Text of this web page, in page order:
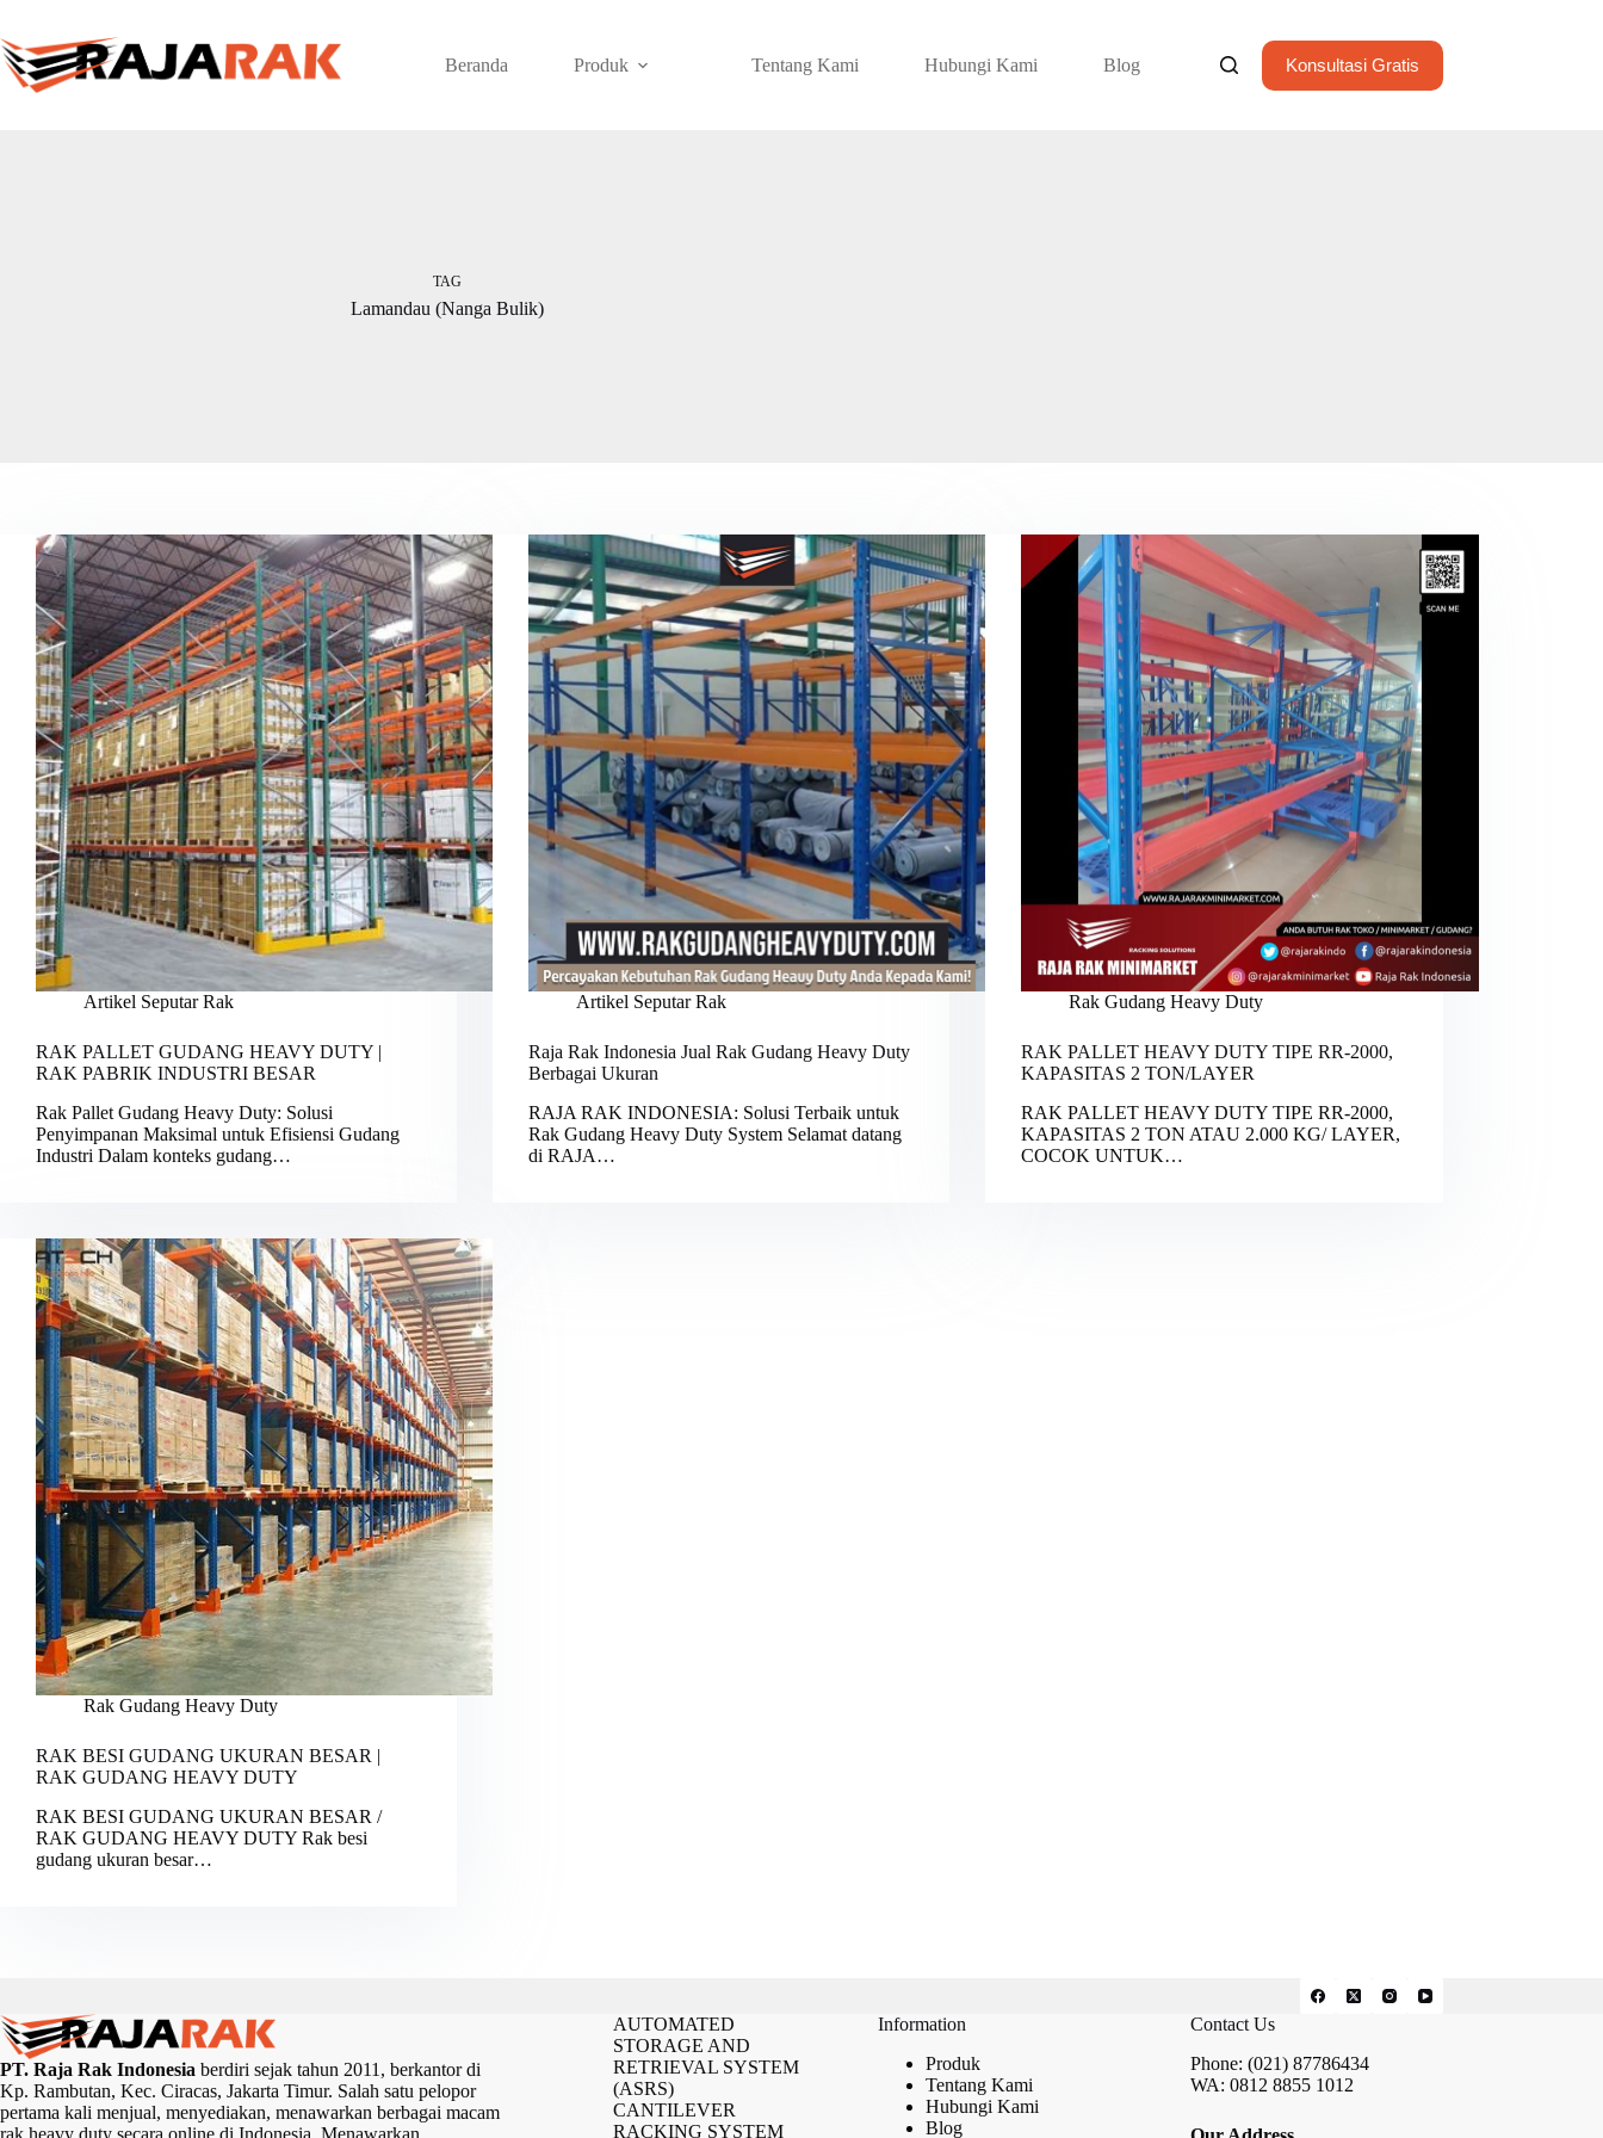
content
Beranda Produk Tentang Kami Hubungi Kami Blog Konsultasi Gratis
TAG
Lamandau (Nanga Bulik)
Artikel Seputar Rak
RAK PALLET GUDANG HEAVY DUTY |
RAK PABRIK INDUSTRI BESAR
Rak Pallet Gudang Heavy Duty: Solusi
Penyimpanan Maksimal untuk Efisiensi Gudang
Industri Dalam konteks gudang…
Artikel Seputar Rak
Raja Rak Indonesia Jual Rak Gudang Heavy Duty
Berbagai Ukuran
RAJA RAK INDONESIA: Solusi Terbaik untuk
Rak Gudang Heavy Duty System Selamat datang
di RAJA…
Rak Gudang Heavy Duty
RAK PALLET HEAVY DUTY TIPE RR-2000,
KAPASITAS 2 TON/LAYER
RAK PALLET HEAVY DUTY TIPE RR-2000,
KAPASITAS 2 TON ATAU 2.000 KG/ LAYER,
COCOK UNTUK…
Rak Gudang Heavy Duty
RAK BESI GUDANG UKURAN BESAR |
RAK GUDANG HEAVY DUTY
RAK BESI GUDANG UKURAN BESAR /
RAK GUDANG HEAVY DUTY Rak besi
gudang ukuran besar…
PT. Raja Rak Indonesia berdiri sejak tahun 2011, berkantor di
Kp. Rambutan, Kec. Ciracas, Jakarta Timur. Salah satu pelopor
pertama kali menjual, menyediakan, menawarkan berbagai macam
rak heavy duty secara online di Indonesia. Menawarkan
AUTOMATED
STORAGE AND
RETRIEVAL SYSTEM
(ASRS)
CANTILEVER
RACKING SYSTEM
Information
Produk
Tentang Kami
Hubungi Kami
Blog
Contact Us
Phone: (021) 87786434
WA: 0812 8855 1012